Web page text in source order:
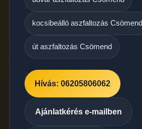
kocsibeálló aszfaltozás Csömend
út aszfaltozás Csömend
Hívás: 06205806062
Ajánlatkérés e-mailben